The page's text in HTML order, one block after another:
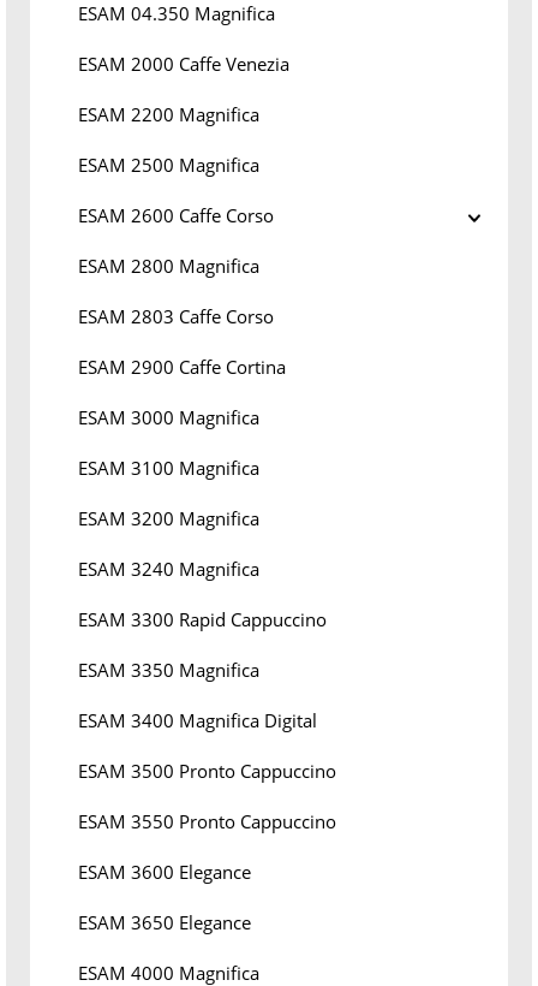
ESAM 04.350 Magnifica
ESAM 2000 Caffe Venezia
ESAM 2200 Magnifica
ESAM 2500 Magnifica
ESAM 2600 Caffe Corso
ESAM 2800 Magnifica
ESAM 2803 Caffe Corso
ESAM 2900 Caffe Cortina
ESAM 3000 Magnifica
ESAM 3100 Magnifica
ESAM 3200 Magnifica
ESAM 3240 Magnifica
ESAM 3300 Rapid Cappuccino
ESAM 3350 Magnifica
ESAM 3400 Magnifica Digital
ESAM 3500 Pronto Cappuccino
ESAM 3550 Pronto Cappuccino
ESAM 3600 Elegance
ESAM 3650 Elegance
ESAM 4000 Magnifica